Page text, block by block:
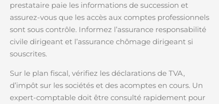
prestataire paie les informations de succession et
assurez-vous que les accès aux comptes professionnels
sont sous contrôle. Informez l’assurance responsabilité
civile dirigeant et l’assurance chômage dirigeant si
souscrites.
Sur le plan fiscal, vérifiez les déclarations de TVA,
d’impôt sur les sociétés et des acomptes en cours. Un
expert-comptable doit être consulté rapidement pour